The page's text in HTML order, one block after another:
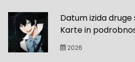
Datum izida
Karte in
2026